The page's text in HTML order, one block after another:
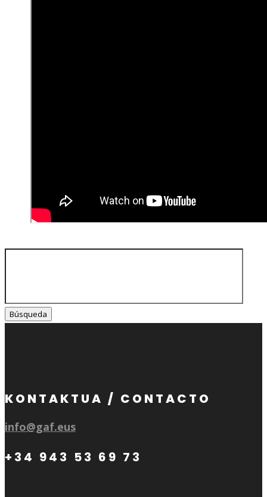
KONTAKTUA / CONTACTO
info@gaf.eus
+34 943 53 69 73